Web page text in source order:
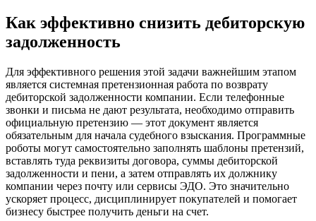
Как эффективно снизить дебиторскую
задолженность
Для эффективного решения этой задачи важнейшим этапом
является системная претензионная работа по возврату
дебиторской задолженности компании. Если телефонные
звонки и письма не дают результата, необходимо отправить
официальную претензию — этот документ является
обязательным для начала судебного взыскания. Программные
роботы могут самостоятельно заполнять шаблоны претензий,
вставлять туда реквизиты договора, суммы дебиторской
задолженности и пени, а затем отправлять их должнику
компании через почту или сервисы ЭДО. Это значительно
ускоряет процесс, дисциплинирует покупателей и помогает
бизнесу быстрее получить деньги на счет.